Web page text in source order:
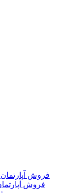
فروش آپارتمان 3 خوابه در زعفرانیه پسیان 220 متر
فروش آپارتمان در